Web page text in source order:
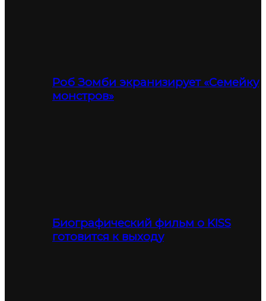
Роб Зомби экранизирует «Семейку
монстров»
Биографический фильм о KISS
готовится к выходу